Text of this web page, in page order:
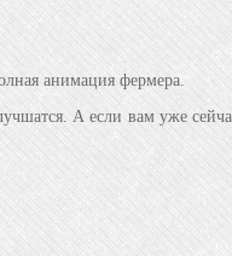
анимация фермера.
А если вам уже